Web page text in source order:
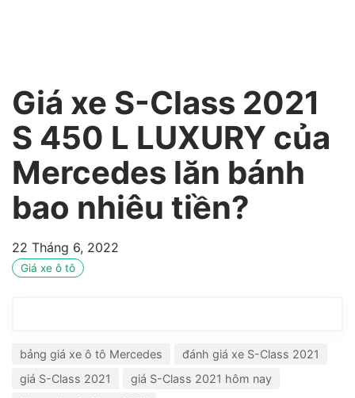
Giá xe S-Class 2021
S 450 L LUXURY của
Mercedes lăn bánh
bao nhiêu tiền?
22 Tháng 6, 2022
Giá xe ô tô
bảng giá xe ô tô Mercedes
đánh giá xe S-Class 2021
giá S-Class 2021
giá S-Class 2021 hôm nay